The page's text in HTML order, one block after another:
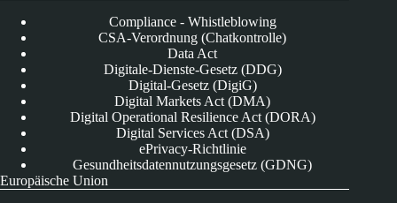
Compliance - Whistleblowing
CSA-Verordnung (Chatkontrolle)
Data Act
Digitale-Dienste-Gesetz (DDG)
Digital-Gesetz (DigiG)
Digital Markets Act (DMA)
Digital Operational Resilience Act (DORA)
Digital Services Act (DSA)
ePrivacy-Richtlinie
Gesundheitsdatennutzungsgesetz (GDNG)
Europäische Union